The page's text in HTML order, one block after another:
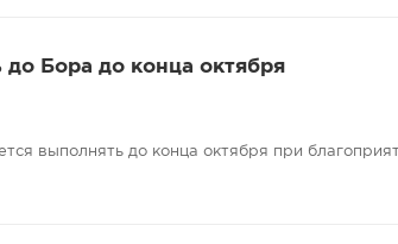
Бора до конца октября
выполнять до конца октября при